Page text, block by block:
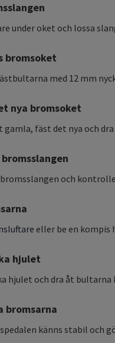
under oket och lossa
bromsoket
med 12 mm
nya bromsoket
gamla, fäst det nya och
och
eller be en kompis
hjulet
hjulet och dra åt bultarna
bromsarna
känns stabil och